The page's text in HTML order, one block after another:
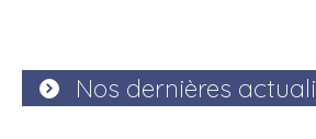
Nos dernières